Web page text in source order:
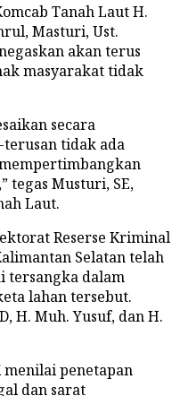
Tanah Laut H.
Masturi, Ust.
akan terus
masyarakat tidak
secara
tidak ada
tegas Musturi, SE,
Laut.
Reserse Kriminal
Selatan telah
tersangka dalam
lahan tersebut.
H. Muh. Yusuf, dan H.
menilai penetapan
dan sarat